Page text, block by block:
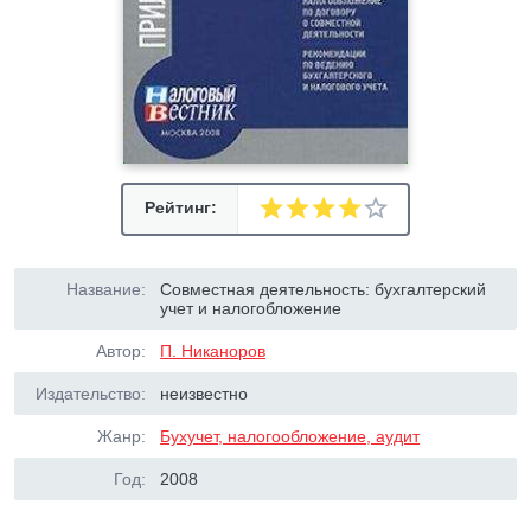
Рейтинг:
Название:
Совместная деятельность: бухгалтерский
учет и налогобложение
Автор: П. Никаноров
Издательство: неизвестно
Жанр: Бухучет, налогообложение, аудит
Год: 2008